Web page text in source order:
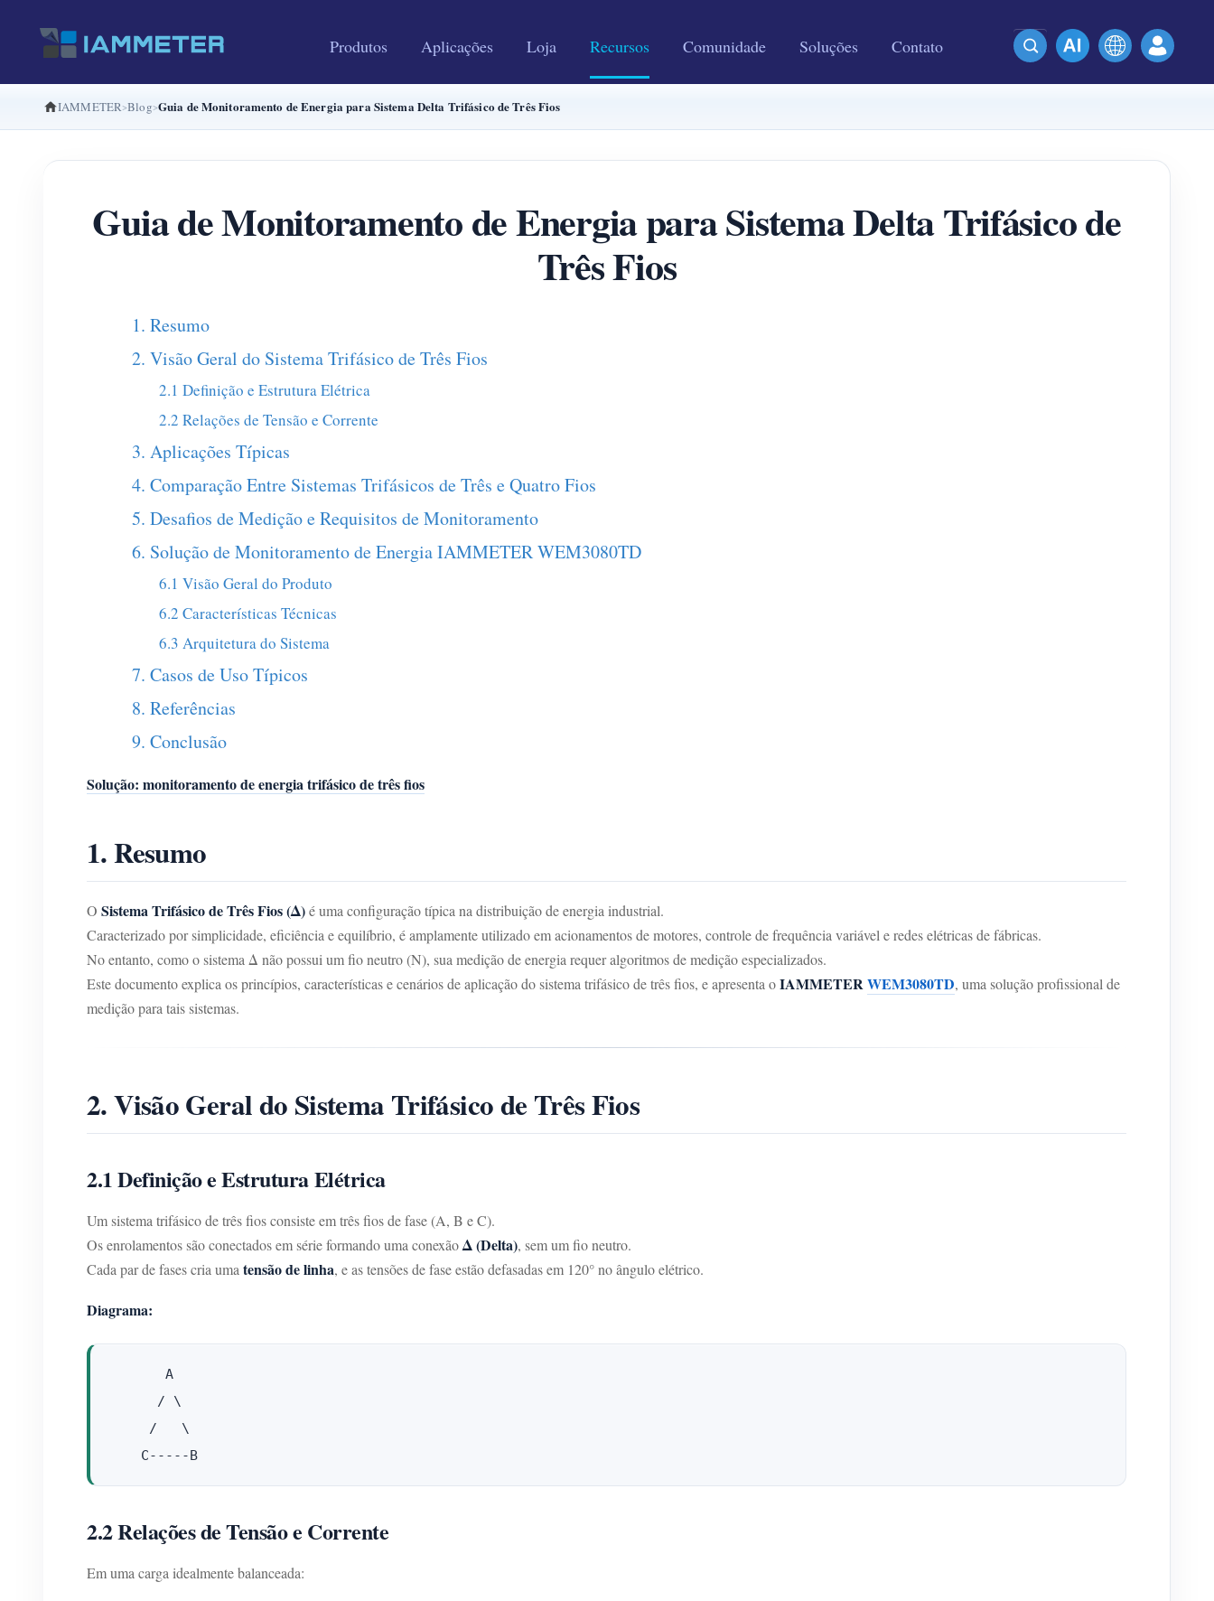
Produtos Aplicações Loja Recursos Comunidade Soluções Contato
IAMMETER Blog Guia de Monitoramento de Energia para Sistema Delta Trifásico de Três Fios
Guia de Monitoramento de Energia para Sistema Delta Trifásico de
Três Fios
1. Resumo
2. Visão Geral do Sistema Trifásico de Três Fios
2.1 Definição e Estrutura Elétrica
2.2 Relações de Tensão e Corrente
3. Aplicações Típicas
4. Comparação Entre Sistemas Trifásicos de Três e Quatro Fios
5. Desafios de Medição e Requisitos de Monitoramento
6. Solução de Monitoramento de Energia IAMMETER WEM3080TD
6.1 Visão Geral do Produto
6.2 Características Técnicas
6.3 Arquitetura do Sistema
7. Casos de Uso Típicos
8. Referências
9. Conclusão
Solução: monitoramento de energia trifásico de três fios
1. Resumo
O Sistema Trifásico de Três Fios (Δ)é uma configuração típica na distribuição de energia industrial.
Caracterizado por simplicidade, eficiência e equilíbrio, é amplamente utilizado em acionamentos de motores, controle de frequência variável e redes elétricas de fábricas.
No entanto, como o sistema Δ não possui um fio neutro (N), sua medição de energia requer algoritmos de medição especializados.
Este documento explica os princípios, características e cenários de aplicação do sistema trifásico de três fios, e apresenta oIAMMETERWEM3080TD, uma solução profissional de
medição para tais sistemas.
2. Visão Geral do Sistema Trifásico de Três Fios
2.1 Definição e Estrutura Elétrica
Um sistema trifásico de três fios consiste em três fios de fase (A, B e C).
Os enrolamentos são conectados em série formando uma conexãoΔ (Delta), sem um fio neutro.
Cada par de fases cria umatensão de linha, e as tensões de fase estão defasadas em 120° no ângulo elétrico.
Diagrama:
       A
      / \
     /   \
2.2 Relações de Tensão e Corrente
Em uma carga idealmente balanceada: